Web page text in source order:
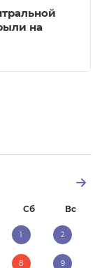
на
Сб Вс
1 2
8 9